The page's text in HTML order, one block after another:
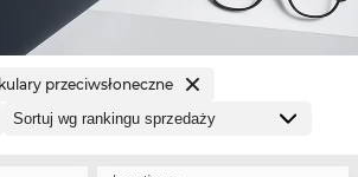
przeciwsłoneczne